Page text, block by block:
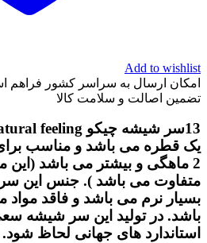
Add to wishlist
امکان ارسال به سراسر کشور فراهم
تضمین اصالت و سلامت کالا
یک قطره می باشد و مناسب برای
2 ماهگی و بیشتر می باشد (این
متفاوت می باشد ). جنس این
بسیار نرم می باشد و فاقد
باشد. در تولید این سر شیشه
استاندارد های جهانی لحاظ شود.